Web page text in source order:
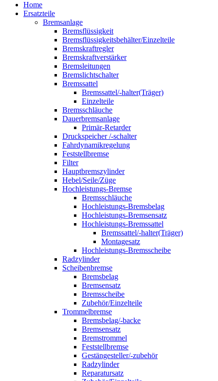
Home
Ersatzteile
Bremsanlage
Bremsflüssigkeit
Bremsflüssigkeitsbehälter/Einzelteile
Bremskraftregler
Bremskraftverstärker
Bremsleitungen
Bremslichtschalter
Bremssattel
Bremssattel/-halter(Träger)
Einzelteile
Bremsschläuche
Dauerbremsanlage
Primär-Retarder
Druckspeicher /-schalter
Fahrdynamikregelung
Feststellbremse
Filter
Hauptbremszylinder
Hebel/Seile/Züge
Hochleistungs-Bremse
Bremsschläuche
Hochleistungs-Bremsbelag
Hochleistungs-Bremsensatz
Hochleistungs-Bremssattel
Bremssattel/-halter(Träger)
Montagesatz
Hochleistungs-Bremsscheibe
Radzylinder
Scheibenbremse
Bremsbelag
Bremsensatz
Bremsscheibe
Zubehör/Einzelteile
Trommelbremse
Bremsbelag/-backe
Bremsensatz
Bremstrommel
Feststellbremse
Gestängesteller/-zubehör
Radzylinder
Reparatursatz